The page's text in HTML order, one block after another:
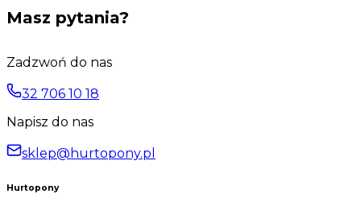
Masz pytania?
Zadzwoń do nas
32 706 10 18
Napisz do nas
sklep@hurtopony.pl
Hurtopony